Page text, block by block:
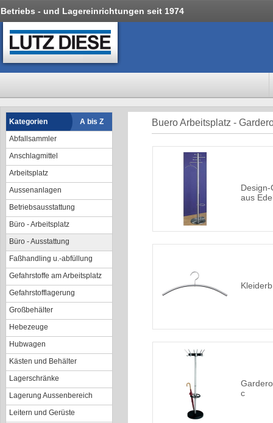
Betriebs - und Lagereinrichtungen seit 1974
Kategorien
A bis Z
Abfallsammler
Anschlagmittel
Arbeitsplatz
Aussenanlagen
Betriebsausstattung
Büro - Arbeitsplatz
Büro - Ausstattung
Faßhandling u.-abfüllung
Gefahrstoffe am Arbeitsplatz
Gefahrstofflagerung
Großbehälter
Hebezeuge
Hubwagen
Kästen und Behälter
Lagerschränke
Lagerung Aussenbereich
Leitern und Gerüste
Buero Arbeitsplatz -
aus
c